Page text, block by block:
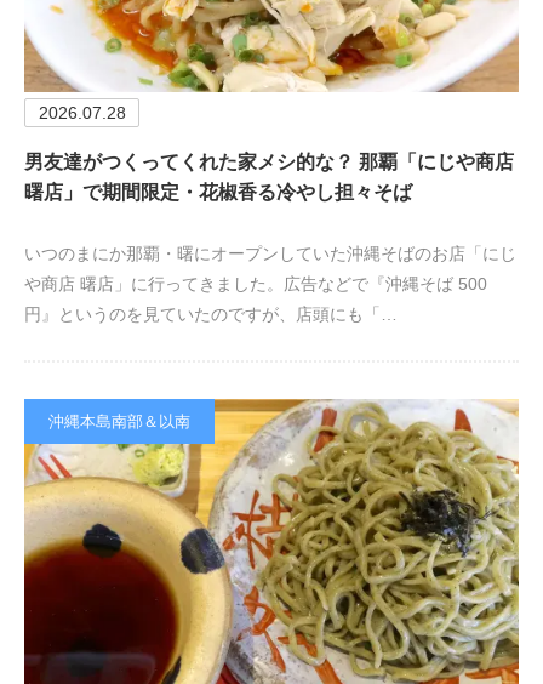
2026.07.28
男友達がつくってくれた家メシ的な？ 那覇「にじや商店
曙店」で期間限定・花椒香る冷やし担々そば
いつのまにか那覇・曙にオープンしていた沖縄そばのお店「にじ
や商店 曙店」に行ってきました。広告などで『沖縄そば 500
円』というのを見ていたのですが、店頭にも「…
沖縄本島南部＆以南